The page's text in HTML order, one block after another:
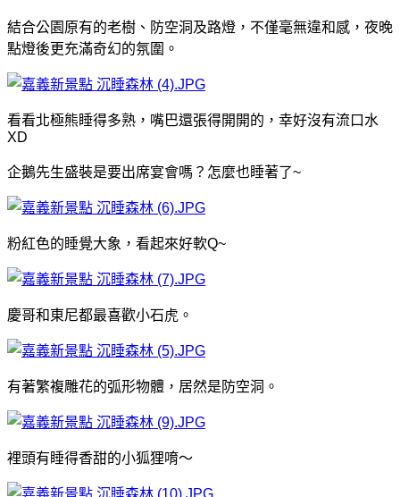
結合公園原有的老樹、防空洞及路燈，不僅毫無違和感，夜晚
點燈後更充滿奇幻的氛圍。
看看北極熊睡得多熟，嘴巴還張得開開的，幸好沒有流口水
XD
企鵝先生盛裝是要出席宴會嗎？怎麼也睡著了~
粉紅色的睡覺大象，看起來好軟Q~
慶哥和東尼都最喜歡小石虎。
有著繁複雕花的弧形物體，居然是防空洞。
裡頭有睡得香甜的小狐狸唷～